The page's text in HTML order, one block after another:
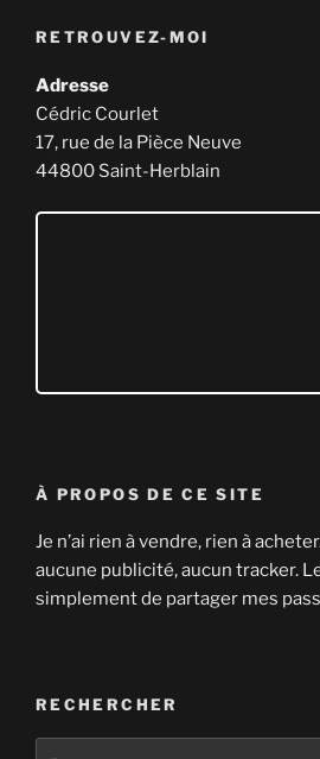
RETROUVEZ-MOI
Adresse
Cédric Courlet
17, rue de la Pièce Neuve
44800 Saint-Herblain
À PROPOS DE CE SITE
Je n’ai rien à vendre, rien à
aucune publicité, aucun tracker.
simplement de partager mes
RECHERCHER